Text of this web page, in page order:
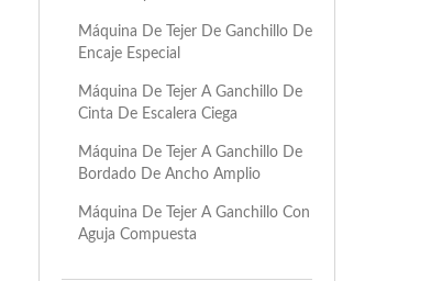
Máquina De Tejer De Ganchillo De
Encaje Especial
Máquina De Tejer A Ganchillo De
Cinta De Escalera Ciega
Máquina De Tejer A Ganchillo De
Bordado De Ancho Amplio
Máquina De Tejer A Ganchillo Con
Aguja Compuesta